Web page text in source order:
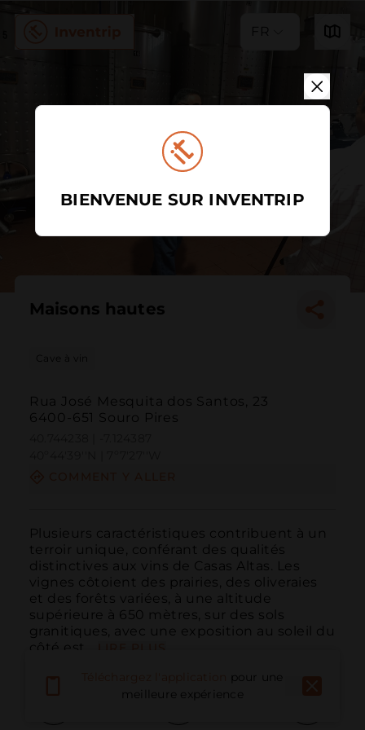
FR
Maisons hautes
Cave à vin
Rua José Mesquita dos Santos, 23
6400-651 Souro Pires
Plusieurs caractéristiques contribuent à un
terroir unique, conférant des qualités
distinctives aux vins de Casas Altas. Les
vignes côtoient des prairies, des oliveraies
et des forêts variées, à une altitude
supérieure à 650 mètres, sur des sols
granitiques, avec une exposition au soleil du
côté est...
pour une
meilleure expérience
BIENVENUE SUR INVENTRIP